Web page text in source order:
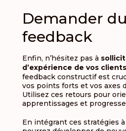
Demander du
feedback
Enfin, n’hésitez pas à
d’expérience de vos
feedback constructif est
vos points forts et vos axes
Utilisez ces retours pour
apprentissages et
En intégrant ces stratégies